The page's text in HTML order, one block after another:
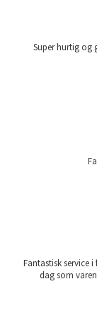
Super hurtig og
Fantastisk service
dag som